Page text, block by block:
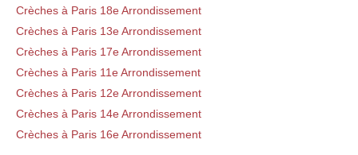
Crèches à Paris 18e Arrondissement
Crèches à Paris 13e Arrondissement
Crèches à Paris 17e Arrondissement
Crèches à Paris 11e Arrondissement
Crèches à Paris 12e Arrondissement
Crèches à Paris 14e Arrondissement
Crèches à Paris 16e Arrondissement